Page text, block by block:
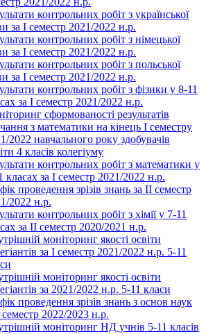
контрольних робіт з української
за І семестр 2021/2022 н.р.
контрольних робіт з німецької
за І семестр 2021/2022 н.р.
контрольних робіт з польської
за І семестр 2021/2022 н.р.
контрольних робіт з фізики у 8-11
за І семестр 2021/2022 н.р.
сформованості результатів
з математики на кінець І семестру
2022 навчального року здобувачів
4 класів колегіуму
контрольних робіт з математики у
класах за І семестр 2021/2022 н.р.
проведення зрізів знань за ІІ семестр
2022 н.р.
контрольних робіт з хімії у 7-11
за ІІ семестр 2020/2021 н.р.
моніторинг якості освіти
за І семестр 2021/2022 н.р. 5-11
моніторинг якості освіти
за 2021/2022 н.р. 5-11 класи
проведення зрізів знань з основ наук
семестр 2022/2023 н.р.
моніторинг НД учнів 5-11 класів